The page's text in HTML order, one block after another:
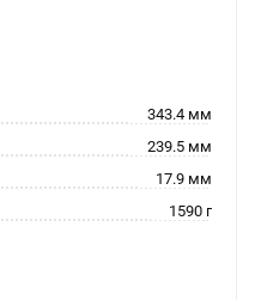
343.4 мм
239.5 мм
17.9 мм
1590 г